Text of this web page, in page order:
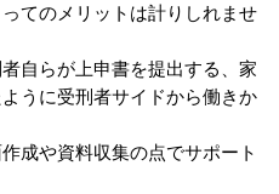
てのメリットは計りしれませ
自らが上申書を提出する、家
うに受刑者サイドから働きか
成や資料収集の点でサポート